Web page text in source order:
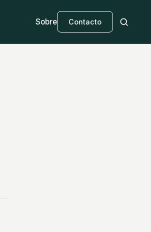
Sobre Contacto